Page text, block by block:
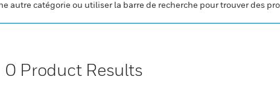
autre catégorie ou utiliser la barre de recherche pour trouver des
0 Product Results